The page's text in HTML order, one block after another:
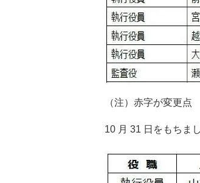
（注）赤字が変更点
10 月 31 日をもちま